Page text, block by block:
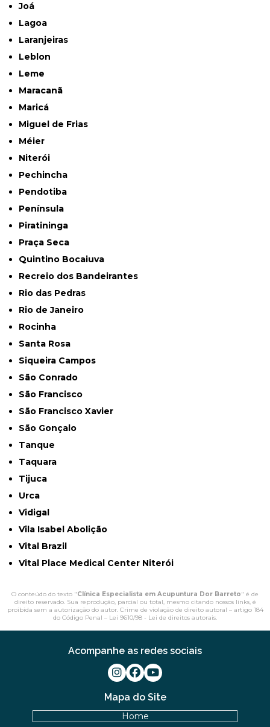
Joá
Lagoa
Laranjeiras
Leblon
Leme
Maracanã
Maricá
Miguel de Frias
Méier
Niterói
Pechincha
Pendotiba
Península
Piratininga
Praça Seca
Quintino Bocaiuva
Recreio dos Bandeirantes
Rio das Pedras
Rio de Janeiro
Rocinha
Santa Rosa
Siqueira Campos
São Conrado
São Francisco
São Francisco Xavier
São Gonçalo
Tanque
Taquara
Tijuca
Urca
Vidigal
Vila Isabel Abolição
Vital Brazil
Vital Place Medical Center Niterói
O conteúdo do texto "Clínica Especialista em Acupuntura Dor Barreto" é de
direito reservado. Sua reprodução, parcial ou total, mesmo citando nossos links, é
proibida sem a autorização do autor. Crime de violação de direito autoral – artigo 184
do Código Penal – Lei 9610/98 - Lei de direitos autorais.
Mapa do Site
Home
Acompanhe as redes sociais